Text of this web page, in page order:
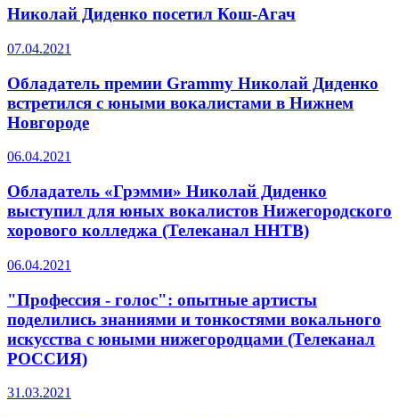
Николай Диденко посетил Кош-Агач
07.04.2021
Обладатель премии Grammy Николай Диденко
встретился с юными вокалистами в Нижнем
Новгороде
06.04.2021
Обладатель «Грэмми» Николай Диденко
выступил для юных вокалистов Нижегородского
хорового колледжа (Телеканал ННТВ)
06.04.2021
"Профессия - голос": опытные артисты
поделились знаниями и тонкостями вокального
искусства с юными нижегородцами (Телеканал
РОССИЯ)
31.03.2021